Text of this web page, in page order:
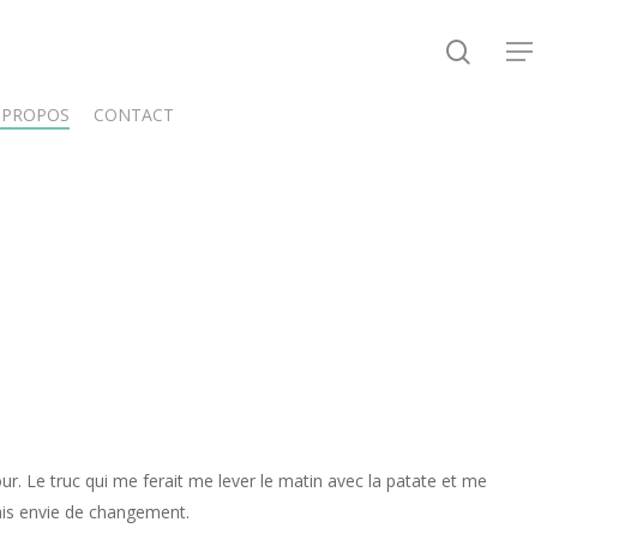
Menu
CONTACT
Le truc qui me ferait me lever le matin avec la patate et me
envie de changement.